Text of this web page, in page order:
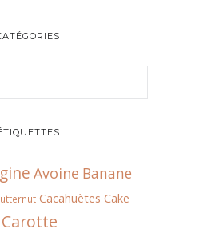
Avoine Banane
Cacahuètes Cake
Carotte